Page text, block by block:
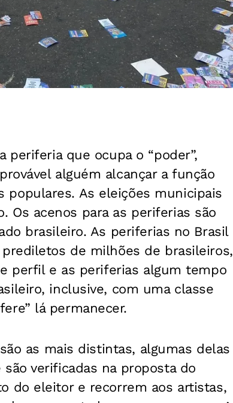
periferia que ocupa o “poder”,
alguém alcançar a função
populares. As eleições municipais
Os acenos para as periferias são
brasileiro. As periferias no Brasil
de milhões de brasileiros,
perfil e as periferias algum tempo
inclusive, com uma classe
lá permanecer.
as mais distintas, algumas delas
verificadas na proposta do
do eleitor e recorrem aos artistas,